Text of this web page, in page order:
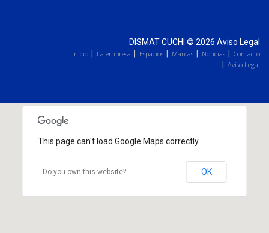
DISMAT CUCHI © 2026 Aviso Legal
Inicio La empresa Espacios Marcas Noticias
Contacto
Aviso Legal
This page can't load Google Maps correctly.
Do you own this website? OK